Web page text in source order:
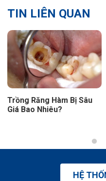
TIN LIÊN QUAN
Trồng Răng Hàm Dưới:
Phương Pháp, Chi
HỆ